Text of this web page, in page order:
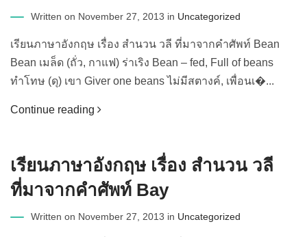
Written on November 27, 2013 in Uncategorized
เรียนภาษาอังกฤษ เรื่อง สำนวน วลี ที่มาจากคำศัพท์ Bean
Bean เมล็ด (ถั่ว, กาแฟ) ร่าเริง Bean – fed, Full of beans
ทำโทษ (ดุ) เขา Giver one beans ไม่มีสตางค์, เพื่อนเ�...
Continue reading
เรียนภาษาอังกฤษ เรื่อง สำนวน วลี
ที่มาจากคำศัพท์ Bay
Written on November 27, 2013 in Uncategorized